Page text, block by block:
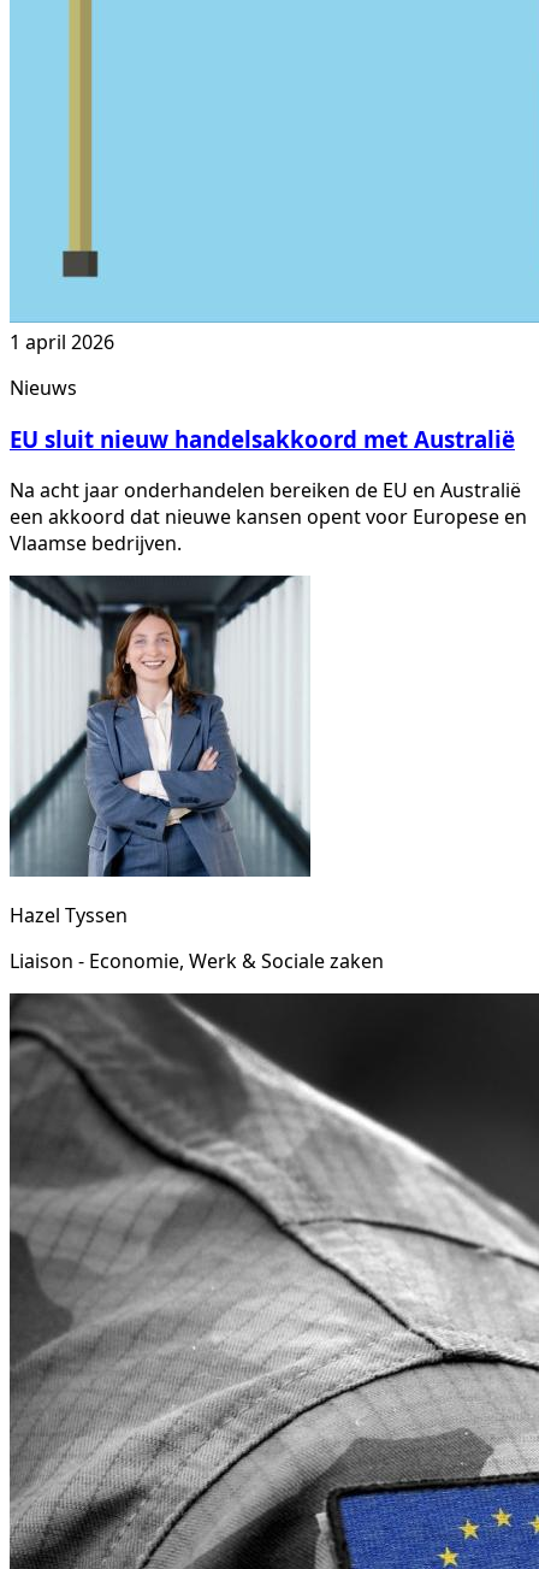
1 april 2026
Nieuws
EU sluit nieuw handelsakkoord met Australië
Na acht jaar onderhandelen bereiken de EU en Australië
een akkoord dat nieuwe kansen opent voor Europese en
Vlaamse bedrijven.
Hazel Tyssen
Liaison - Economie, Werk & Sociale zaken